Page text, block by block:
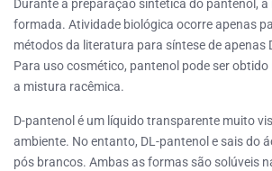
Durante a preparação sintética do pantenol,
formada. Atividade biológica ocorre apenas
métodos da literatura para síntese de apenas
Para uso cosmético, pantenol pode ser
a mistura racêmica.
D-pantenol é um líquido transparente muito
ambiente. No entanto, DL-pantenol e sais do
pós brancos. Ambas as formas são solúveis